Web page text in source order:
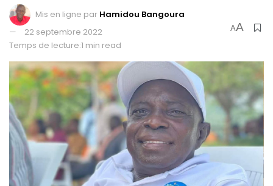
Mis en ligne par Hamidou Bangoura
22 septembre 2022
Temps de lecture:1 min read
AA